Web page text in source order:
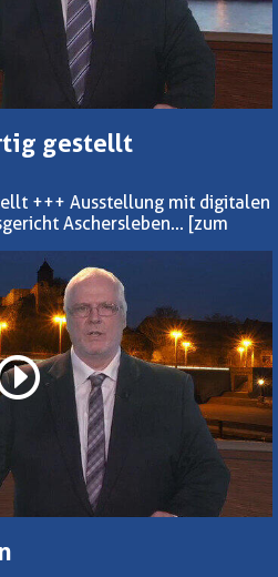
gestellt
+++ Ausstellung mit digitalen
Aschersleben... [zum